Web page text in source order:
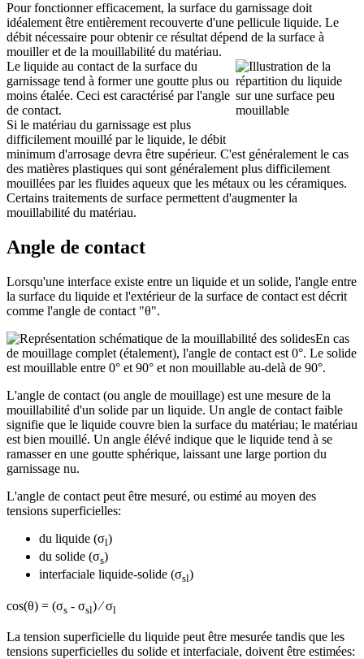
Pour fonctionner efficacement, la surface du garnissage doit
idéalement être entièrement recouverte d'une pellicule liquide. Le
débit nécessaire pour obtenir ce résultat dépend de la surface à
mouiller et de la mouillabilité du matériau.
Le liquide au contact de la surface du
garnissage tend à former une goutte plus ou
moins étalée. Ceci est caractérisé par l'angle
de contact.
Si le matériau du garnissage est plus
difficilement mouillé par le liquide, le débit
minimum d'arrosage devra être supérieur. C'est généralement le cas
des matières plastiques qui sont généralement plus difficilement
mouillées par les fluides aqueux que les métaux ou les céramiques.
Certains traitements de surface permettent d'augmenter la
mouillabilité du matériau.
Angle de contact
Lorsqu'une interface existe entre un liquide et un solide, l'angle entre
la surface du liquide et l'extérieur de la surface de contact est décrit
comme l'angle de contact "θ".
En cas
de mouillage complet (étalement), l'angle de contact est 0°. Le solide
est mouillable entre 0° et 90° et non mouillable au-delà de 90°.
L'angle de contact (ou angle de mouillage) est une mesure de la
mouillabilité d'un solide par un liquide. Un angle de contact faible
signifie que le liquide couvre bien la surface du matériau; le matériau
est bien mouillé. Un angle élévé indique que le liquide tend à se
ramasser en une goutte sphérique, laissant une large portion du
garnissage nu.
L'angle de contact peut être mesuré, ou estimé au moyen des
tensions superficielles:
du liquide (σl)
du solide (σs)
interfaciale liquide-solide (σsl)
cos(θ) = (σs - σsl) ⁄ σl
La tension superficielle du liquide peut être mesurée tandis que les
tensions superficielles du solide et interfaciale, doivent être estimées: